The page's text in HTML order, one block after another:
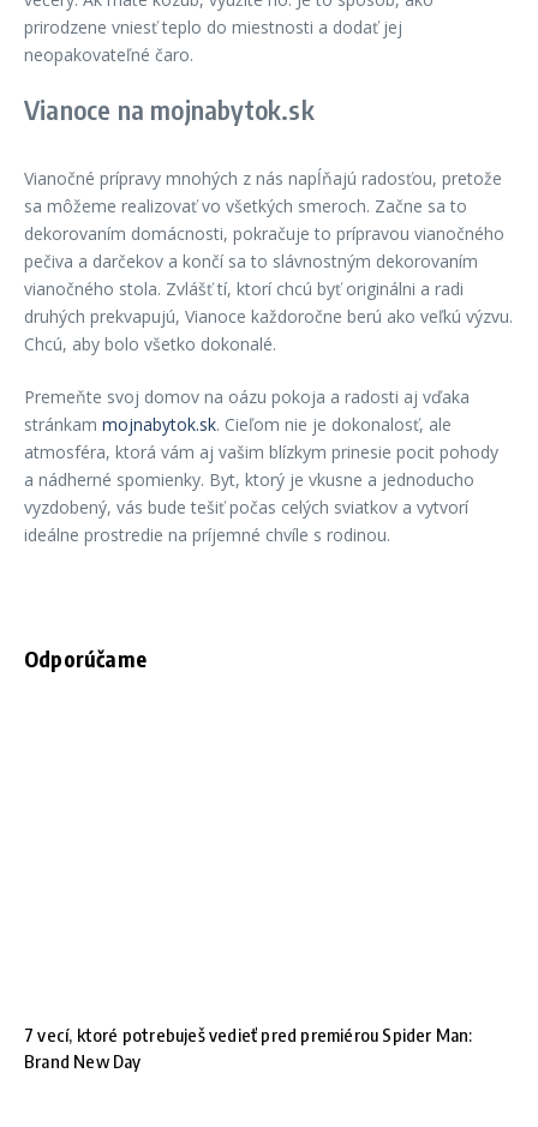
prirodzene vniesť teplo do miestnosti a dodať jej
neopakovateľné čaro.
Vianoce na mojnabytok.sk
Vianočné prípravy mnohých z nás napĺňajú radosťou, pretože
sa môžeme realizovať vo všetkých smeroch. Začne sa to
dekorovaním domácnosti, pokračuje to prípravou vianočného
pečiva a darčekov a končí sa to slávnostným dekorovaním
vianočného stola. Zvlášť tí, ktorí chcú byť originálni a radi
druhých prekvapujú, Vianoce každoročne berú ako veľkú výzvu.
Chcú, aby bolo všetko dokonalé.
Premeňte svoj domov na oázu pokoja a radosti aj vďaka
stránkam mojnabytok.sk. Cieľom nie je dokonalosť, ale
atmosféra, ktorá vám aj vašim blízkym prinesie pocit pohody
a nádherné spomienky. Byt, ktorý je vkusne a jednoducho
vyzdobený, vás bude tešiť počas celých sviatkov a vytvorí
ideálne prostredie na príjemné chvíle s rodinou.
Odporúčame
7 vecí, ktoré potrebuješ vedieť pred premiérou Spider Man:
Brand New Day